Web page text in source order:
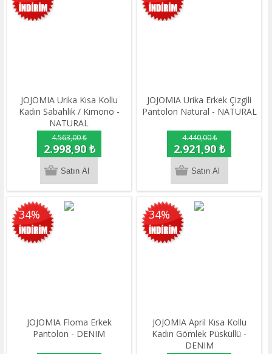
JOJOMIA Urika Kısa Kollu
Kadın Sabahlık / Kimono -
NATURAL
4.563,00 ₺
2.998,90 ₺
JOJOMIA Urika Erkek Çizgili
Pantolon Natural - NATURAL
4.440,00 ₺
2.921,90 ₺
34%
JOJOMIA Floma Erkek
Pantolon - DENIM
34%
JOJOMIA April Kısa Kollu
Kadın Gömlek Püsküllü -
DENIM